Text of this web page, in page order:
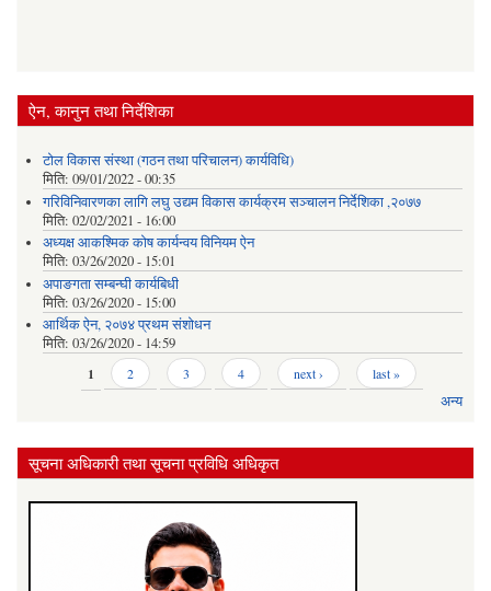
ऐन, कानुन तथा निर्देशिका
टोल विकास संस्था (गठन तथा परिचालन) कार्यविधि)
मिति: 09/01/2022 - 00:35
गरिविनिवारणका लागि लघु उद्यम विकास कार्यक्रम सञ्चालन निर्देशिका ,२०७७
मिति: 02/02/2021 - 16:00
अध्यक्ष आकश्मिक कोष कार्यन्वय विनियम ऐन
मिति: 03/26/2020 - 15:01
अपाङगता सम्बन्घी कार्यबिधी
मिति: 03/26/2020 - 15:00
आर्थिक ऐन, २०७४ प्रथम संशोधन
मिति: 03/26/2020 - 14:59
1 2 3 4 next › last »
अन्य
सूचना अधिकारी तथा सूचना प्रविधि अधिकृत